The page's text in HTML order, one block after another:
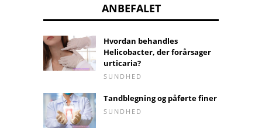
ANBEFALET
Hvordan behandles
Helicobacter, der forårsager
urticaria?
SUNDHED
Tandblegning og påførte finer
SUNDHED